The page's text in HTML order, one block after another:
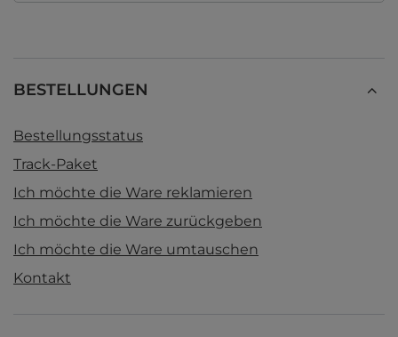
BESTELLUNGEN
Bestellungsstatus
Track-Paket
Ich möchte die Ware reklamieren
Ich möchte die Ware zurückgeben
Ich möchte die Ware umtauschen
Kontakt